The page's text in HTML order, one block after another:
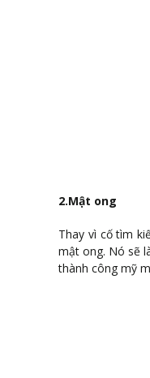
2.Mật ong
Thay vì cố tìm
mật ong. Nó sẽ
thành công mỹ